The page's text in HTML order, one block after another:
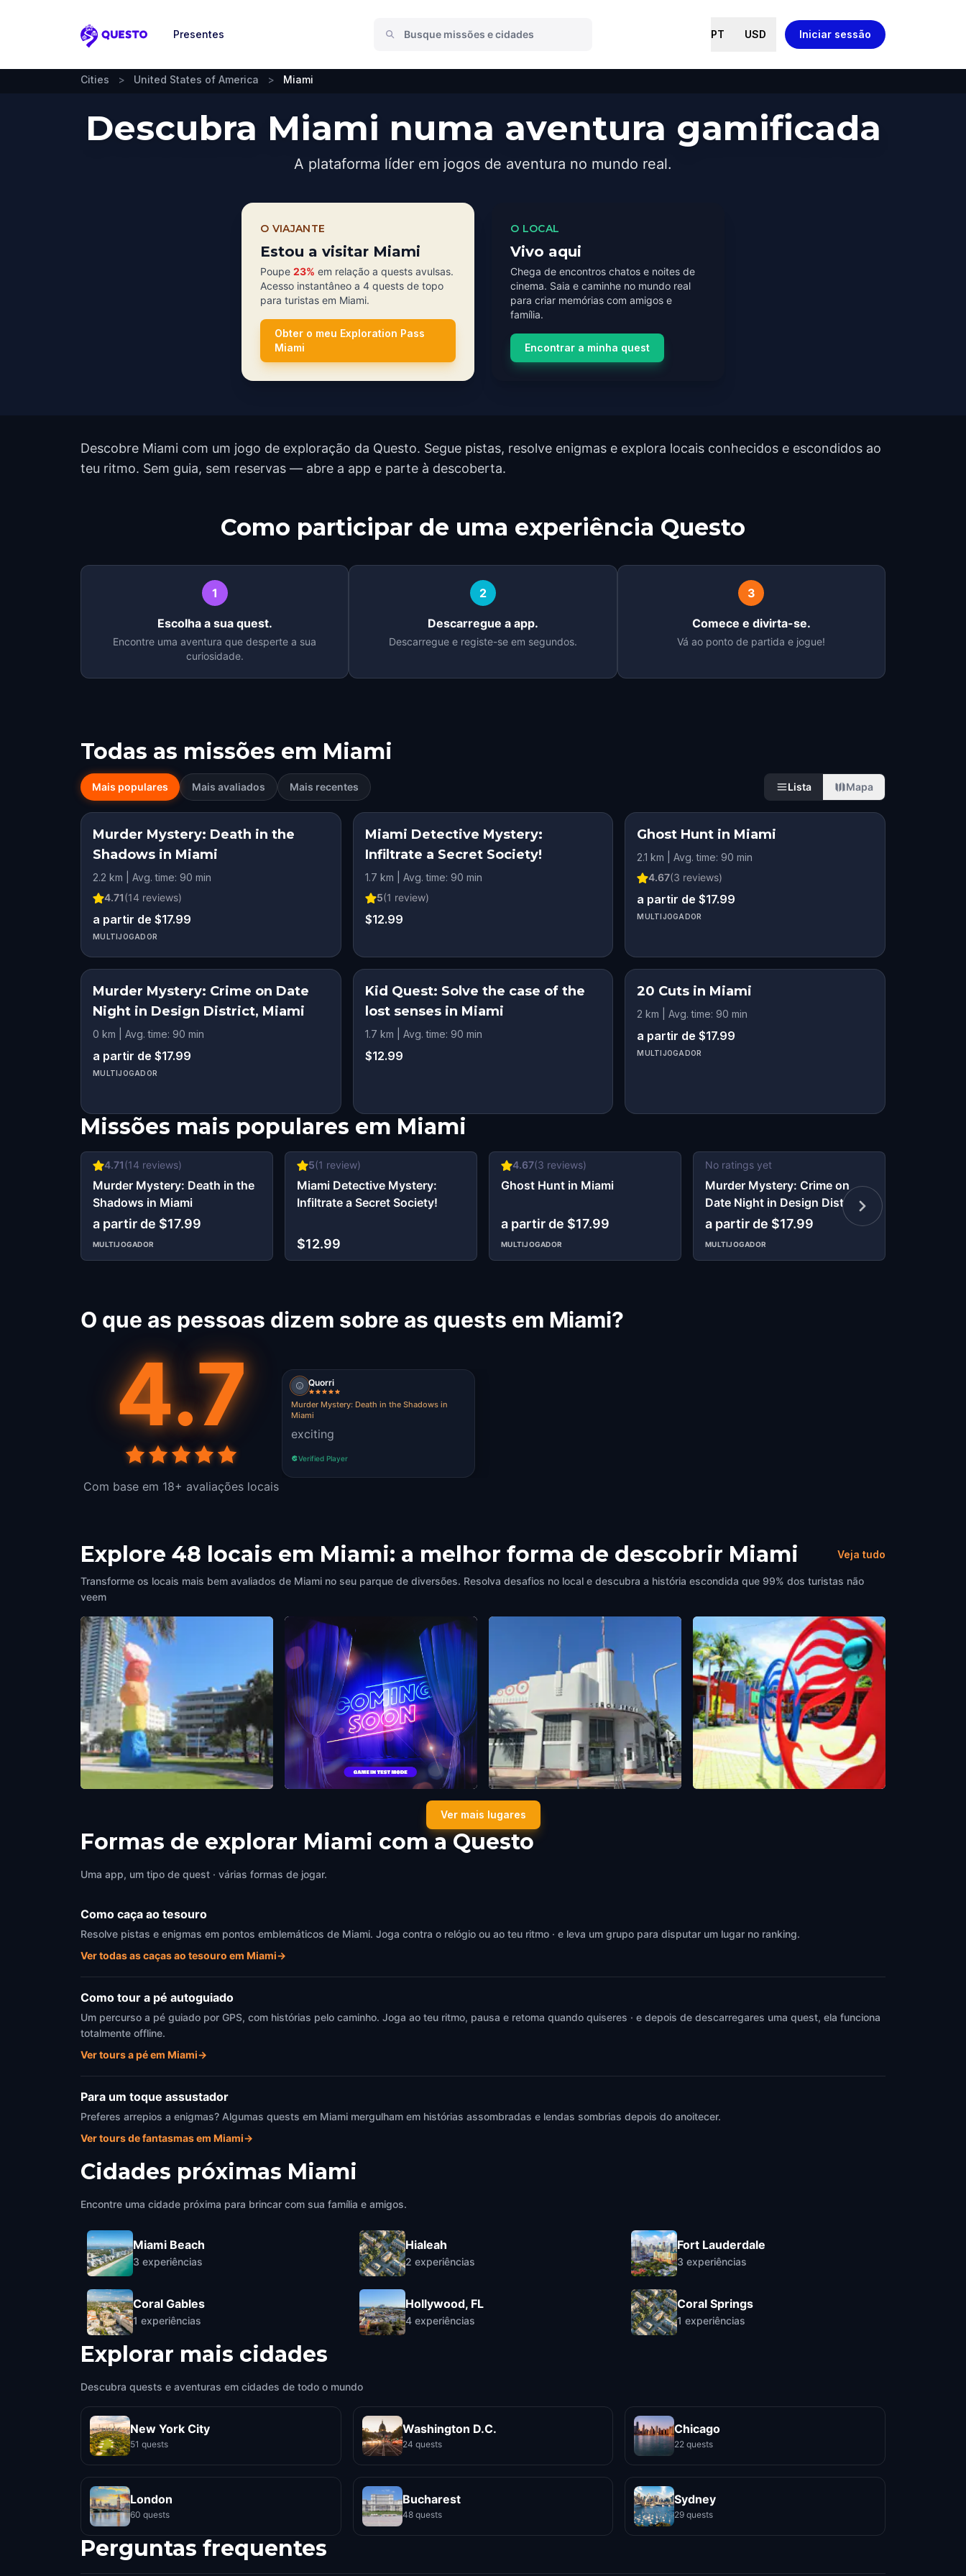
Questo
Presentes PT USD Iniciar sessão
Cities > United States of America > Miami
Descubra Miami numa aventura gamificada
A plataforma líder em jogos de aventura no mundo real.
O VIAJANTE
Estou a visitar Miami
Poupe 23% em relação a quests avulsas.
Acesso instantâneo a 4 quests de topo
para turistas em Miami.
Obter o meu Exploration Pass
Miami
O LOCAL
Vivo aqui
Chega de encontros chatos e noites de
cinema. Saia e caminhe no mundo real
para criar memórias com amigos e
família.
Encontrar a minha quest
Descobre Miami com um jogo de exploração da Questo. Segue pistas, resolve enigmas e explora locais conhecidos e escondidos ao
teu ritmo. Sem guia, sem reservas — abre a app e parte à descoberta.
Como participar de uma experiência Questo
1
Escolha a sua quest.
Encontre uma aventura que desperte a sua
curiosidade.
2
Descarregue a app.
Descarregue e registe-se em segundos.
3
Comece e divirta-se.
Vá ao ponto de partida e jogue!
Todas as missões em Miami
Mais populares Mais avaliados Mais recentes Lista Mapa
Murder Mystery: Death in the
Shadows in Miami
2.2 km | Avg. time: 90 min
4.71(14 reviews)
a partir de $17.99
MULTIJOGADOR
Miami Detective Mystery:
Infiltrate a Secret Society!
1.7 km | Avg. time: 90 min
5(1 review)
$12.99
Ghost Hunt in Miami
2.1 km | Avg. time: 90 min
4.67(3 reviews)
a partir de $17.99
MULTIJOGADOR
Murder Mystery: Crime on Date
Night in Design District, Miami
0 km | Avg. time: 90 min
a partir de $17.99
MULTIJOGADOR
Kid Quest: Solve the case of the
lost senses in Miami
1.7 km | Avg. time: 90 min
$12.99
20 Cuts in Miami
2 km | Avg. time: 90 min
a partir de $17.99
MULTIJOGADOR
Missões mais populares em Miami
4.71(14 reviews)
Murder Mystery: Death in the
Shadows in Miami
a partir de $17.99
MULTIJOGADOR
5(1 review)
Miami Detective Mystery:
Infiltrate a Secret Society!
$12.99
4.67(3 reviews)
Ghost Hunt in Miami
a partir de $17.99
MULTIJOGADOR
No ratings yet
Murder Mystery: Crime on
Date Night in Design District,
Miami
a partir de $17.99
MULTIJOGADOR
O que as pessoas dizem sobre as quests em Miami?
4.7
Com base em 18+ avaliações locais
Quorri
Murder Mystery: Death in the Shadows in
Miami
exciting
Verified Player
Explore 48 locais em Miami: a melhor forma de descobrir Miami Veja tudo
Transforme os locais mais bem avaliados de Miami no seu parque de diversões. Resolva desafios no local e descubra a história escondida que 99% dos turistas não
veem
Señor Frogs
Miami,
Ver mais lugares
Formas de explorar Miami com a Questo
Uma app, um tipo de quest · várias formas de jogar.
Como caça ao tesouro
Resolve pistas e enigmas em pontos emblemáticos de Miami. Joga contra o relógio ou ao teu ritmo · e leva um grupo para disputar um lugar no ranking.
Ver todas as caças ao tesouro em Miami→
Como tour a pé autoguiado
Um percurso a pé guiado por GPS, com histórias pelo caminho. Joga ao teu ritmo, pausa e retoma quando quiseres · e depois de descarregares uma quest, ela funciona
totalmente offline.
Ver tours a pé em Miami→
Para um toque assustador
Preferes arrepios a enigmas? Algumas quests em Miami mergulham em histórias assombradas e lendas sombrias depois do anoitecer.
Ver tours de fantasmas em Miami→
Cidades próximas Miami
Encontre uma cidade próxima para brincar com sua família e amigos.
Miami Beach
3 experiências
Coral Gables
1 experiências
Hialeah
2 experiências
Hollywood, FL
4 experiências
Fort Lauderdale
3 experiências
Coral Springs
1 experiências
Explorar mais cidades
Descubra quests e aventuras em cidades de todo o mundo
New York City
51 quests
Washington D.C.
24 quests
Chicago
22 quests
London
60 quests
Bucharest
48 quests
Sydney
29 quests
Perguntas frequentes